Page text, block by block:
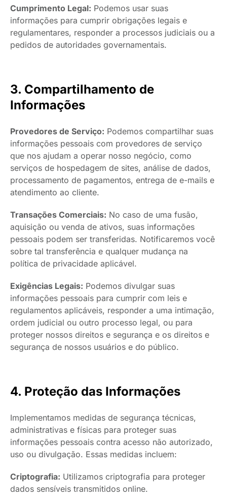
Cumprimento Legal: Podemos usar suas
informações para cumprir obrigações legais e
regulamentares, responder a processos judiciais ou a
pedidos de autoridades governamentais.
3. Compartilhamento de
Informações
Provedores de Serviço: Podemos compartilhar suas
informações pessoais com provedores de serviço
que nos ajudam a operar nosso negócio, como
serviços de hospedagem de sites, análise de dados,
processamento de pagamentos, entrega de e-mails e
atendimento ao cliente.
Transações Comerciais: No caso de uma fusão,
aquisição ou venda de ativos, suas informações
pessoais podem ser transferidas. Notificaremos você
sobre tal transferência e qualquer mudança na
política de privacidade aplicável.
Exigências Legais: Podemos divulgar suas
informações pessoais para cumprir com leis e
regulamentos aplicáveis, responder a uma intimação,
ordem judicial ou outro processo legal, ou para
proteger nossos direitos e segurança e os direitos e
segurança de nossos usuários e do público.
4. Proteção das Informações
Implementamos medidas de segurança técnicas,
administrativas e físicas para proteger suas
informações pessoais contra acesso não autorizado,
uso ou divulgação. Essas medidas incluem:
Criptografia: Utilizamos criptografia para proteger
dados sensíveis transmitidos online.